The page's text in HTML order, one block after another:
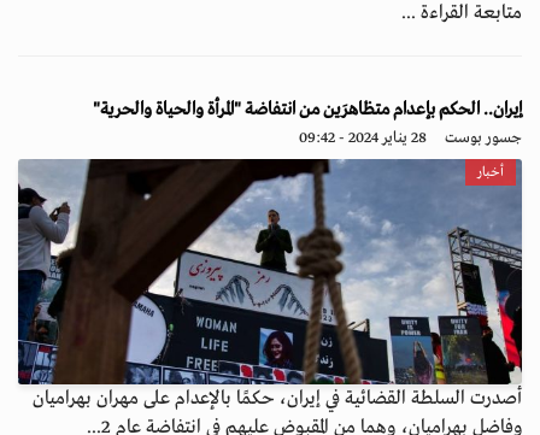
متابعة القراءة ...
إيران.. الحكم بإعدام متظاهرَين من انتفاضة "المرأة والحياة والحرية"
جسور بوست 28 يناير 2024 - 09:42
أخبار
أصدرت السلطة القضائية في إيران، حكمًا بالإعدام على مهران بهراميان
وفاضل بهراميان، وهما من المقبوض عليهم في انتفاضة عام 2...